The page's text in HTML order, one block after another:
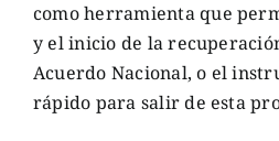
como herramienta que
y el inicio de la
Acuerdo Nacional, o el
rápido para salir de esta